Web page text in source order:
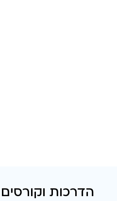
הדרכות